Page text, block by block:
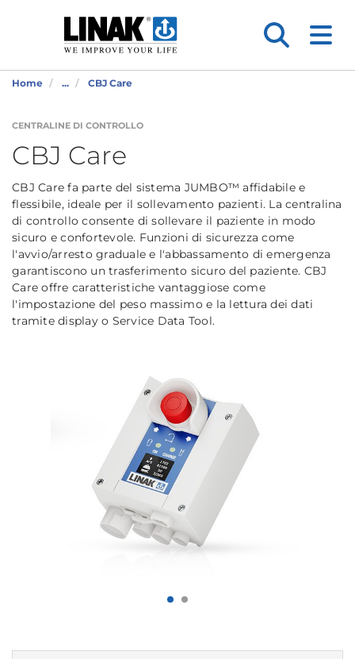
Home ... CBJ Care
CENTRALINE DI CONTROLLO
CBJ Care
CBJ Care fa parte del sistema JUMBO™ affidabile e
flessibile, ideale per il sollevamento pazienti. La centralina
di controllo consente di sollevare il paziente in modo
sicuro e confortevole. Funzioni di sicurezza come
l'avvio/arresto graduale e l'abbassamento di emergenza
garantiscono un trasferimento sicuro del paziente. CBJ
Care offre caratteristiche vantaggiose come
l'impostazione del peso massimo e la lettura dei dati
tramite display o Service Data Tool.